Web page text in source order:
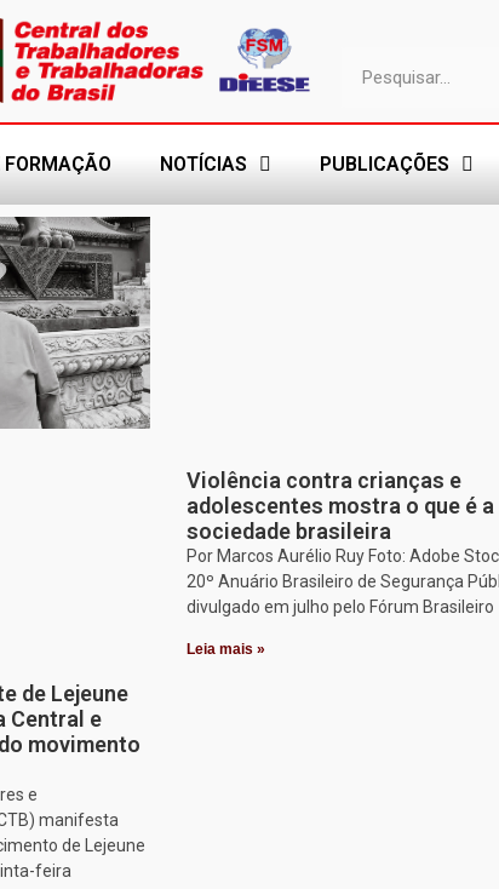
FORMAÇÃO NOTÍCIAS PUBLICAÇÕES
de Lejeune
Central e
movimento
e
manifesta
de Lejeune
feira
Violência contra crianças e
adolescentes mostra o que é a
sociedade brasileira
Por Marcos Aurélio Ruy Foto: Adobe
20º Anuário Brasileiro de Segurança
divulgado em julho pelo Fórum Brasileiro
Leia mais »